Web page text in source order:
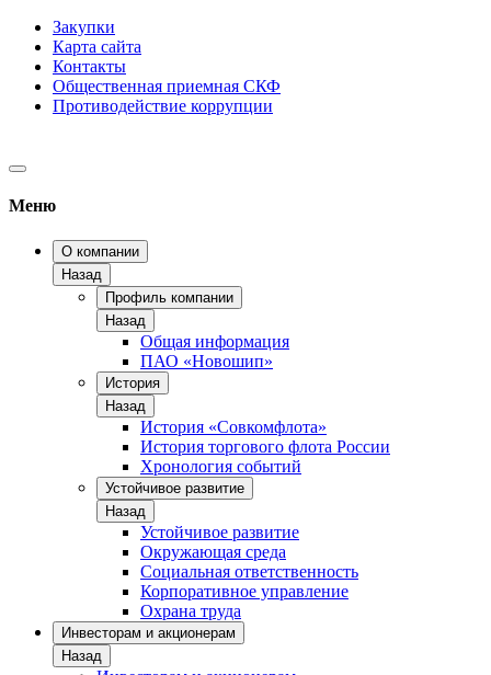
Закупки
Карта сайта
Контакты
Общественная приемная СКФ
Противодействие коррупции
Меню
О компании
Назад
Профиль компании
Назад
Общая информация
ПАО «Новошип»
История
Назад
История «Совкомфлота»
История торгового флота России
Хронология событий
Устойчивое развитие
Назад
Устойчивое развитие
Окружающая среда
Социальная ответственность
Корпоративное управление
Охрана труда
Инвесторам и акционерам
Назад